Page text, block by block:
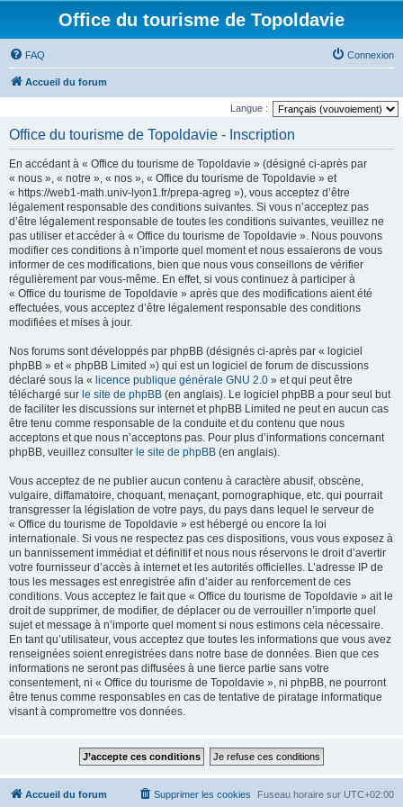
Office du tourisme de Topoldavie
FAQ Connexion
Accueil du forum
Langue :
Office du tourisme de Topoldavie - Inscription
En accédant à « Office du tourisme de Topoldavie » (désigné ci-après par
« nous », « notre », « nos », « Office du tourisme de Topoldavie » et
« https://web1-math.univ-lyon1.fr/prepa-agreg »), vous acceptez d’être
légalement responsable des conditions suivantes. Si vous n’acceptez pas
d’être légalement responsable de toutes les conditions suivantes, veuillez ne
pas utiliser et accéder à « Office du tourisme de Topoldavie ». Nous pouvons
modifier ces conditions à n’importe quel moment et nous essaierons de vous
informer de ces modifications, bien que nous vous conseillons de vérifier
régulièrement par vous-même. En effet, si vous continuez à participer à
« Office du tourisme de Topoldavie » après que des modifications aient été
effectuées, vous acceptez d’être légalement responsable des conditions
modifiées et mises à jour.
Nos forums sont développés par phpBB (désignés ci-après par « logiciel
phpBB » et « phpBB Limited ») qui est un logiciel de forum de discussions
déclaré sous la « licence publique générale GNU 2.0 » et qui peut être
téléchargé sur le site de phpBB (en anglais). Le logiciel phpBB a pour seul but
de faciliter les discussions sur internet et phpBB Limited ne peut en aucun cas
être tenu comme responsable de la conduite et du contenu que nous
acceptons et que nous n’acceptons pas. Pour plus d’informations concernant
phpBB, veuillez consulter le site de phpBB (en anglais).
Vous acceptez de ne publier aucun contenu à caractère abusif, obscène,
vulgaire, diffamatoire, choquant, menaçant, pornographique, etc. qui pourrait
transgresser la législation de votre pays, du pays dans lequel le serveur de
« Office du tourisme de Topoldavie » est hébergé ou encore la loi
internationale. Si vous ne respectez pas ces dispositions, vous vous exposez à
un bannissement immédiat et définitif et nous nous réservons le droit d’avertir
votre fournisseur d’accès à internet et les autorités officielles. L’adresse IP de
tous les messages est enregistrée afin d’aider au renforcement de ces
conditions. Vous acceptez le fait que « Office du tourisme de Topoldavie » ait le
droit de supprimer, de modifier, de déplacer ou de verrouiller n’importe quel
sujet et message à n’importe quel moment si nous estimons cela nécessaire.
En tant qu’utilisateur, vous acceptez que toutes les informations que vous avez
renseignées soient enregistrées dans notre base de données. Bien que ces
informations ne seront pas diffusées à une tierce partie sans votre
consentement, ni « Office du tourisme de Topoldavie », ni phpBB, ne pourront
être tenus comme responsables en cas de tentative de piratage informatique
visant à compromettre vos données.
Accueil du forum Fuseau horaire sur UTC+02:00
Supprimer les cookies